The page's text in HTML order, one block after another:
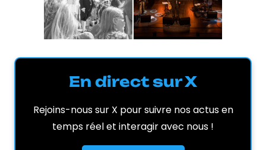
En direct sur X
Rejoins-nous sur X pour suivre nos actus en
temps réel et interagir avec nous !